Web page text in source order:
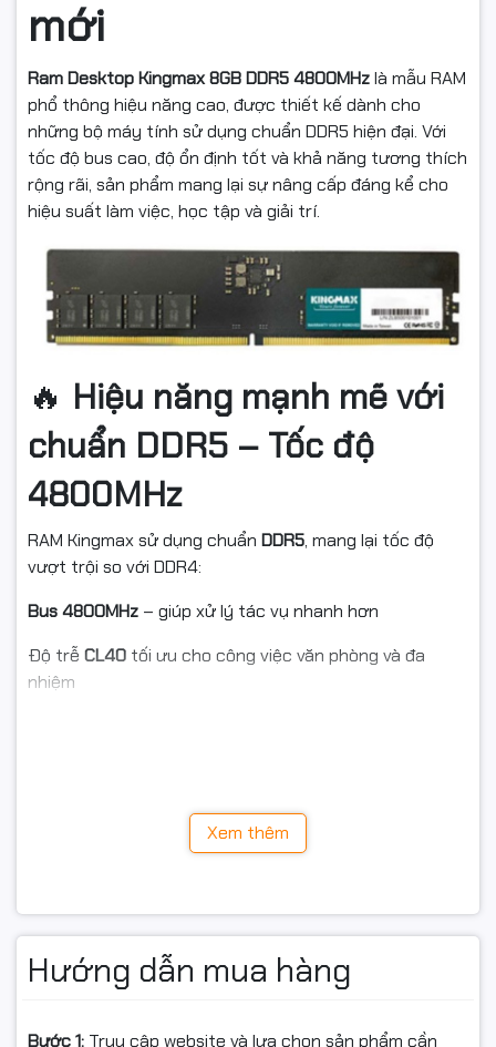
mới
Ram Desktop Kingmax 8GB DDR5 4800MHzlà mẫu RAM
phổ thông hiệu năng cao, được thiết kế dành cho
những bộ máy tính sử dụng chuẩn DDR5 hiện đại. Với
tốc độ bus cao, độ ổn định tốt và khả năng tương thích
rộng rãi, sản phẩm mang lại sự nâng cấp đáng kể cho
hiệu suất làm việc, học tập và giải trí.
🔥 Hiệu năng mạnh mẽ với
chuẩn DDR5 – Tốc độ
4800MHz
RAM Kingmax sử dụng chuẩn DDR5, mang lại tốc độ
vượt trội so với DDR4:
Bus 4800MHz – giúp xử lý tác vụ nhanh hơn
Độ trễ CL40 tối ưu cho công việc văn phòng và đa
nhiệm
Intel Core Gen 12 / Gen 13 / Gen 14
Giúp tăng tốc độ khởi động, mở ứng dụng và phản hồi
mượt mà trong mọi tác vụ.
Xem thêm
Hướng dẫn mua hàng
Bước 1: Truy cập website và lựa chọn sản phẩm cần